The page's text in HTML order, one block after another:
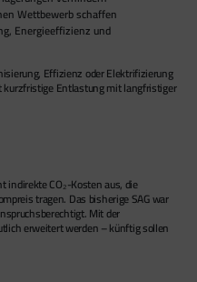
Wettbewerb schaffen
Energieeffizienz und
Effizienz oder Elektrifizierung
Entlastung mit langfristiger
indirekte CO₂-Kosten aus, die
tragen. Das bisherige SAG war
Mit der
erweitert werden – künftig sollen